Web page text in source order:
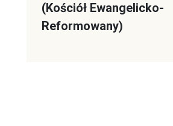
(Kościół Ewangelicko-
Reformowany)